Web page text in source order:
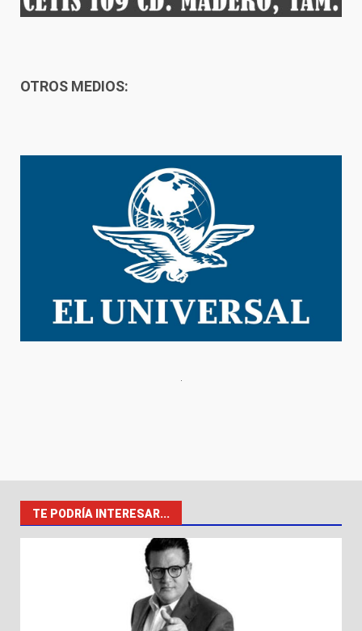
OTROS MEDIOS:
TE PODRÍA INTERESAR...